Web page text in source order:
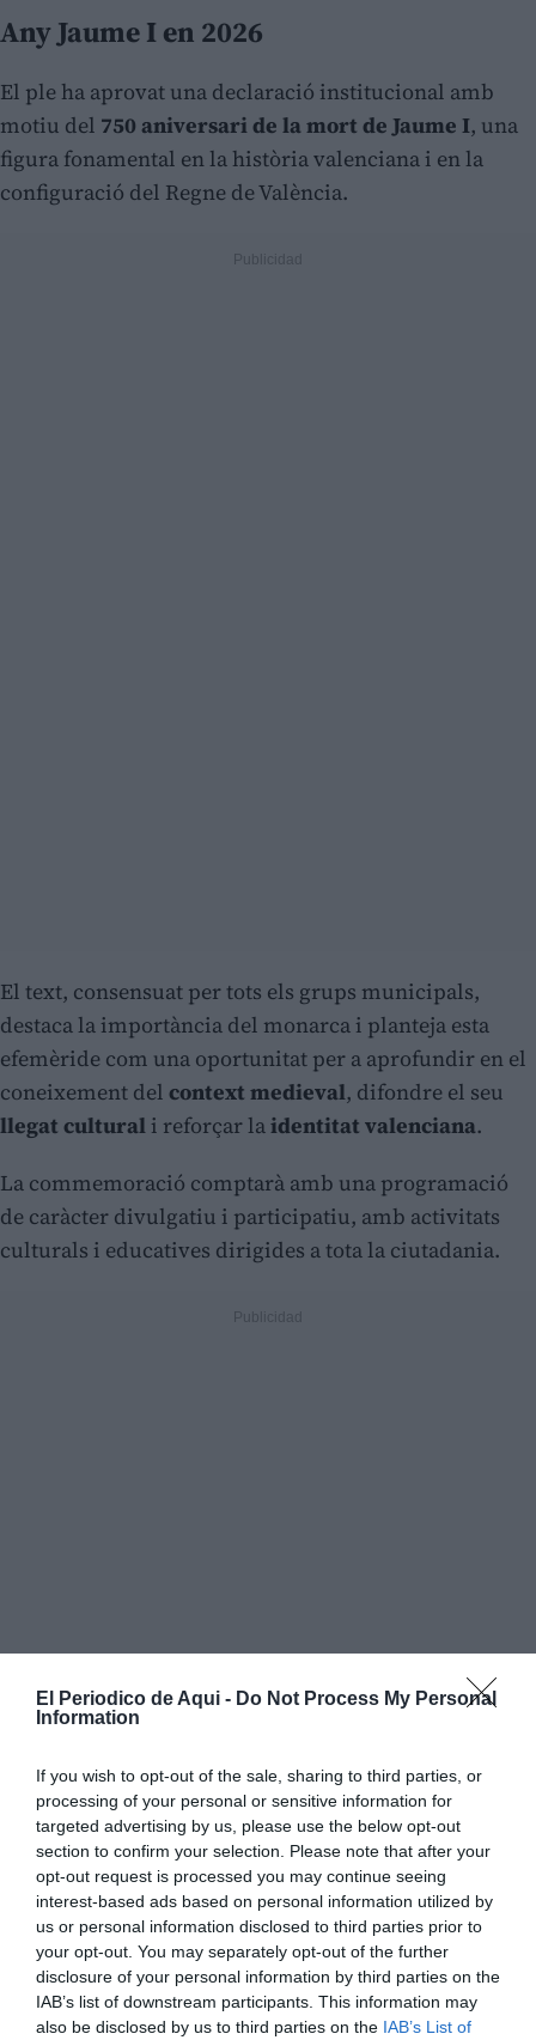
El Periodico de Aqui - Do Not Process My Personal
Information
If you wish to opt-out of the sale, sharing to third parties, or
processing of your personal or sensitive information for
targeted advertising by us, please use the below opt-out
section to confirm your selection. Please note that after your
opt-out request is processed you may continue seeing
interest-based ads based on personal information utilized by
us or personal information disclosed to third parties prior to
your opt-out. You may separately opt-out of the further
disclosure of your personal information by third parties on the
IAB’s list of downstream participants. This information may
also be disclosed by us to third parties on the IAB’s List of
Any Jaume I en 2026
El ple ha aprovat una declaració institucional amb
motiu del 750 aniversari de la mort de Jaume I, una
figura fonamental en la història valenciana i en la
configuració del Regne de València.
El text, consensuat per tots els grups municipals,
destaca la importància del monarca i planteja esta
efemèride com una oportunitat per a aprofundir en el
coneixement del context medieval, difondre el seu
llegat cultural i reforçar laidentitat valenciana.
La commemoració comptarà amb una programació
de caràcter divulgatiu i participatiu, amb activitats
culturals i educatives dirigides a tota la ciutadania.